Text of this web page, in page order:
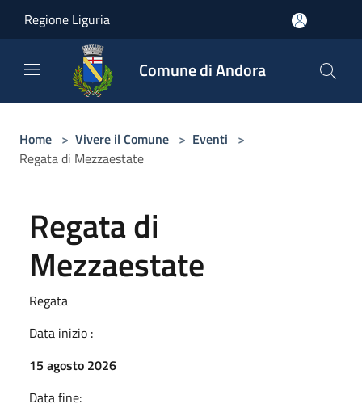
Regione Liguria
Comune di Andora
Home > Vivere il Comune > Eventi >
Regata di Mezzaestate
Regata di
Mezzaestate
Regata
Data inizio :
15 agosto 2026
Data fine: